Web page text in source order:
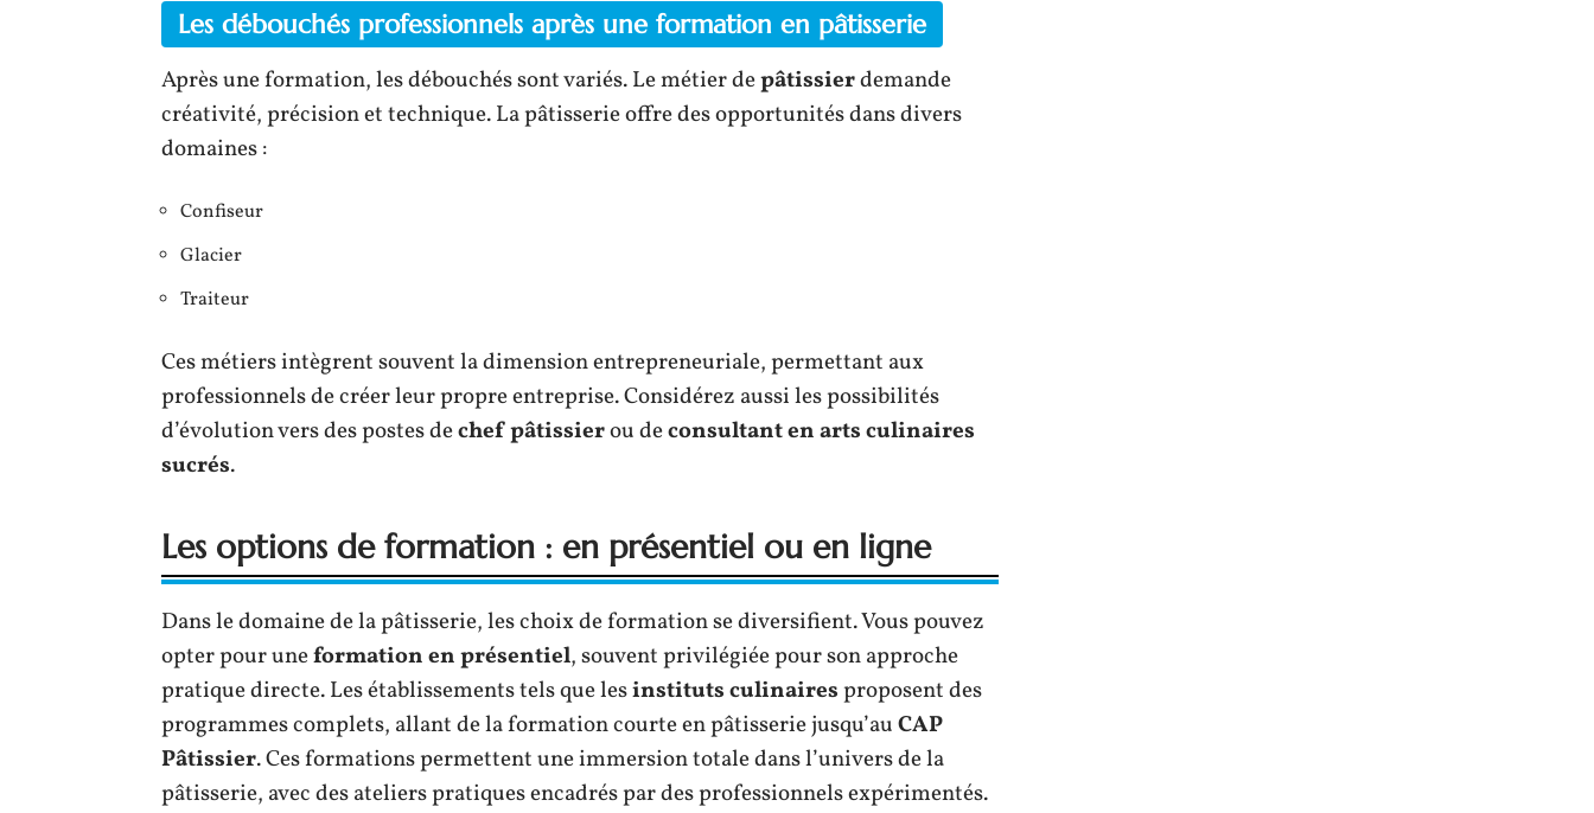
Les débouchés professionnels après une formation en pâtisserie
Après une formation, les débouchés sont variés. Le métier depâtissierdemande
créativité, précision et technique. La pâtisserie offre des opportunités dans divers
domaines :
Confiseur
Glacier
Traiteur
Ces métiers intègrent souvent la dimension entrepreneuriale, permettant aux
professionnels de créer leur propre entreprise. Considérez aussi les possibilités
d’évolution vers des postes dechef pâtissierou deconsultant en arts culinaires
sucrés.
Les options de formation : en présentiel ou en ligne
Dans le domaine de la pâtisserie, les choix de formation se diversifient. Vous pouvez
opter pour uneformation en présentiel, souvent privilégiée pour son approche
pratique directe. Les établissements tels que lesinstituts culinairesproposent des
programmes complets, allant de la formation courte en pâtisserie jusqu’auCAP
Pâtissier. Ces formations permettent une immersion totale dans l’univers de la
pâtisserie, avec des ateliers pratiques encadrés par des professionnels expérimentés.